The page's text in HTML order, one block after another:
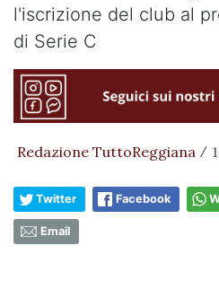
l'iscrizione del club al
di Serie C
Redazione TuttoReggiana /
Twitter Facebook
Email